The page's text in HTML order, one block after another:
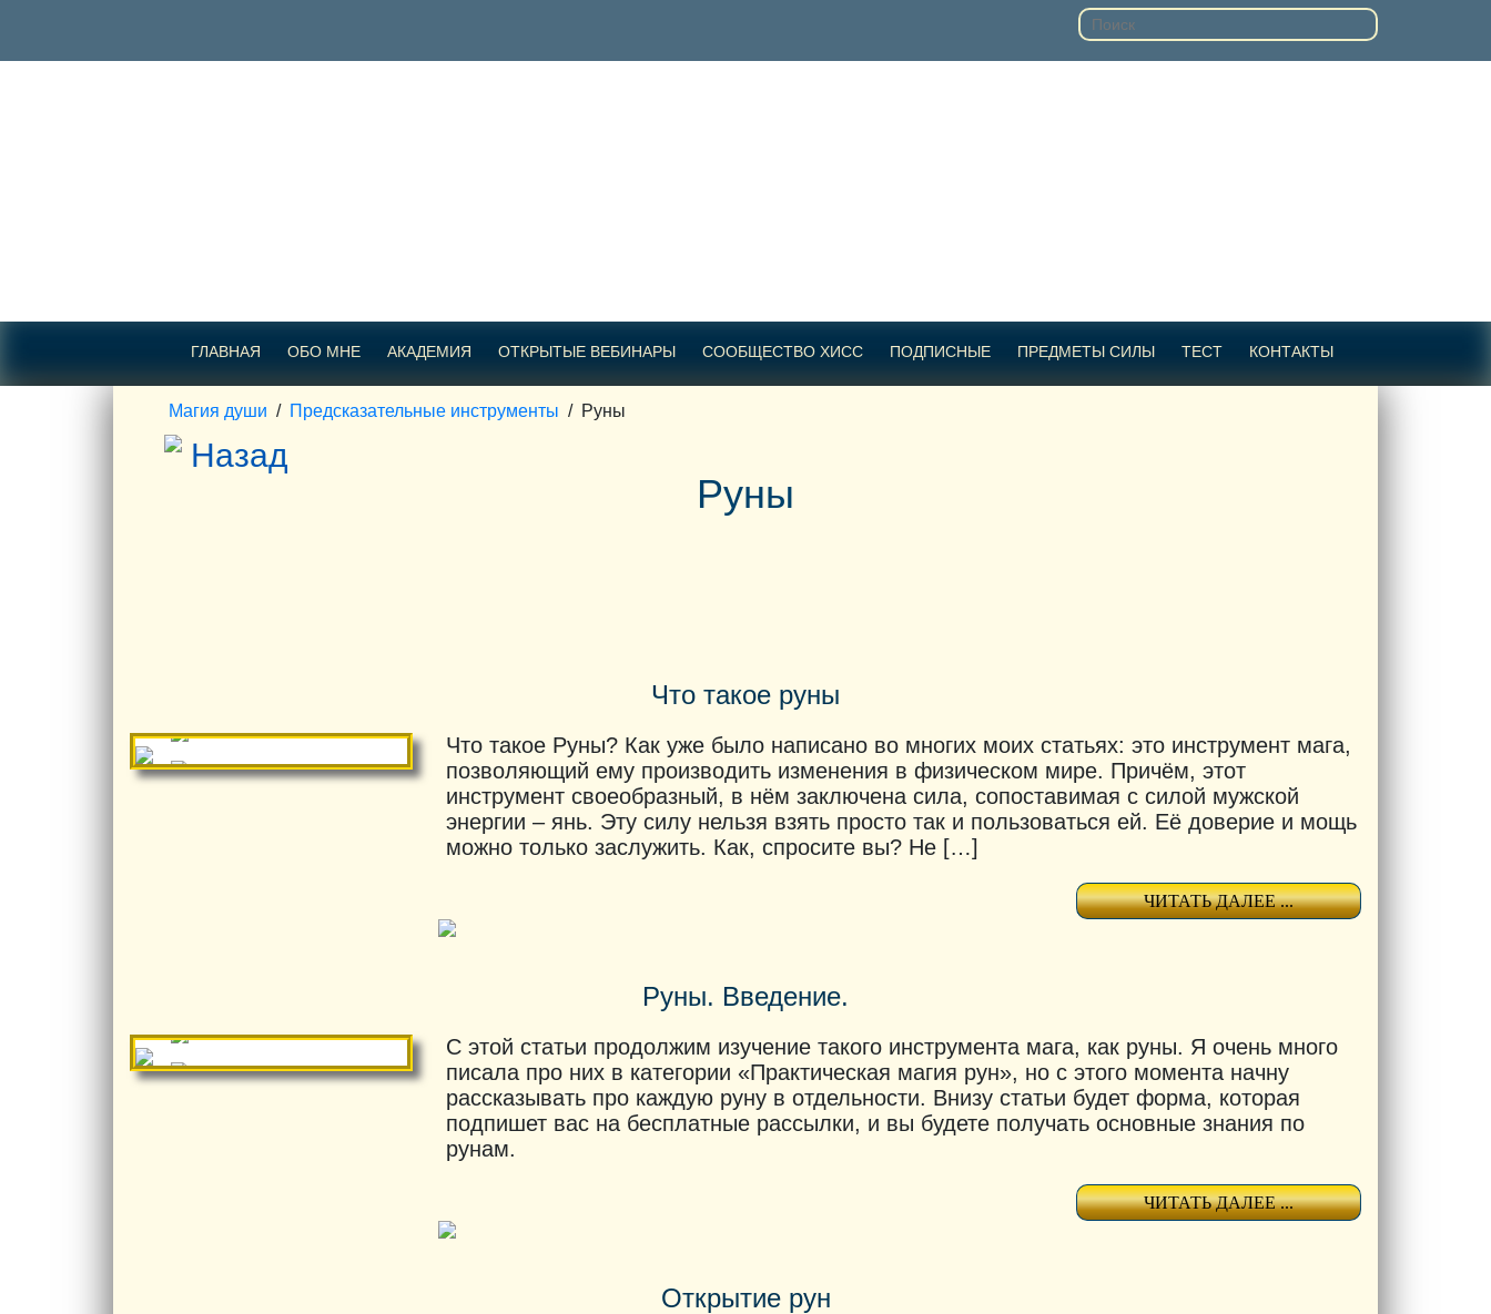
ГЛАВНАЯ ОБО МНЕ АКАДЕМИЯ ОТКРЫТЫЕ ВЕБИНАРЫ СООБЩЕСТВО ХИСС ПОДПИСНЫЕ ПРЕДМЕТЫ СИЛЫ ТЕСТ КОНТАКТЫ
Магия души / Предсказательные инструменты / Руны
Назад
Руны
Что такое руны
Что такое Руны? Как уже было написано во многих моих статьях: это инструмент мага,
позволяющий ему производить изменения в физическом мире. Причём, этот
инструмент своеобразный, в нём заключена сила, сопоставимая с силой мужской
энергии – янь. Эту силу нельзя взять просто так и пользоваться ей. Её доверие и мощь
можно только заслужить. Как, спросите вы? Не […]
ЧИТАТЬ ДАЛЕЕ ...
Руны. Введение.
С этой статьи продолжим изучение такого инструмента мага, как руны. Я очень много
писала про них в категории «Практическая магия рун», но с этого момента начну
рассказывать про каждую руну в отдельности. Внизу статьи будет форма, которая
подпишет вас на бесплатные рассылки, и вы будете получать основные знания по
рунам.
ЧИТАТЬ ДАЛЕЕ ...
Открытие рун